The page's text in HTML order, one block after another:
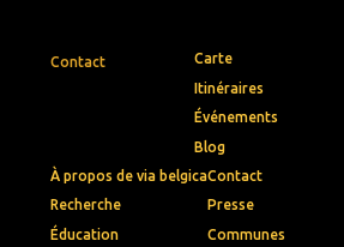
Contact
Carte
Itinéraires
Événements
Blog
À propos de via belgica
Recherche
Éducation
Contact
Presse
Communes